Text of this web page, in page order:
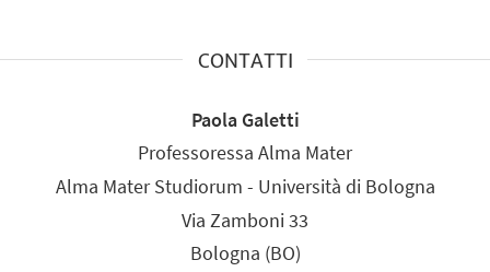
CONTATTI
Paola Galetti
Professoressa Alma Mater
Alma Mater Studiorum - Università di Bologna
Via Zamboni 33
Bologna (BO)